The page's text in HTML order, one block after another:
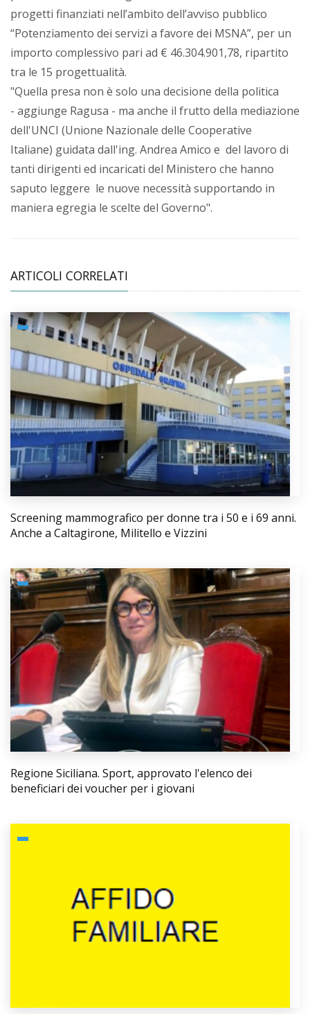
progetti finanziati nell’ambito dell’avviso pubblico
“Potenziamento dei servizi a favore dei MSNA”, per un
importo complessivo pari ad € 46.304.901,78, ripartito
tra le 15 progettualità.
"Quella presa non è solo una decisione della politica
- aggiunge Ragusa - ma anche il frutto della mediazione
dell'UNCI (Unione Nazionale delle Cooperative
Italiane) guidata dall'ing. Andrea Amico e del lavoro di
tanti dirigenti ed incaricati del Ministero che hanno
saputo leggere le nuove necessità supportando in
maniera egregia le scelte del Governo".
ARTICOLI CORRELATI
Screening mammografico per donne tra i 50 e i 69 anni.
Anche a Caltagirone, Militello e Vizzini
Regione Siciliana. Sport, approvato l'elenco dei
beneficiari dei voucher per i giovani